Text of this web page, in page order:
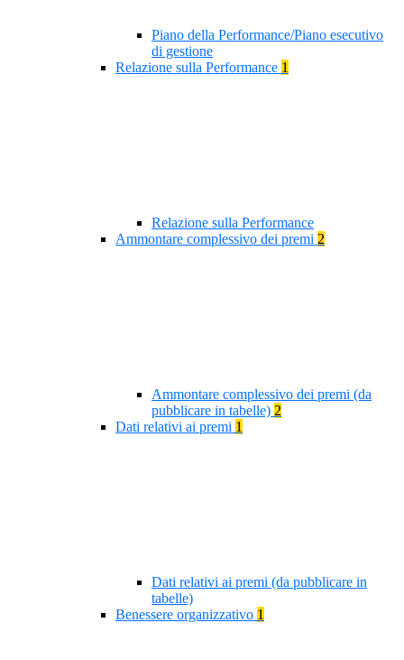
Piano della Performance/Piano esecutivo
di gestione
Relazione sulla Performance 1
Relazione sulla Performance
Ammontare complessivo dei premi 2
Ammontare complessivo dei premi (da
pubblicare in tabelle) 2
Dati relativi ai premi 1
Dati relativi ai premi (da pubblicare in
tabelle)
Benessere organizzativo 1